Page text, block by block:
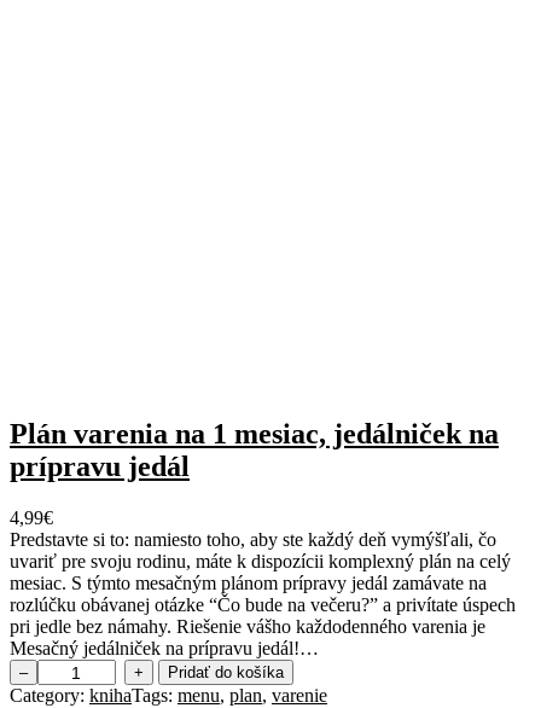
Plán varenia na 1 mesiac, jedálniček na
prípravu jedál
4,99€
Predstavte si to: namiesto toho, aby ste každý deň vymýšľali, čo
uvariť pre svoju rodinu, máte k dispozícii komplexný plán na celý
mesiac. S týmto mesačným plánom prípravy jedál zamávate na
rozlúčku obávanej otázke “Čo bude na večeru?” a privítate úspech
pri jedle bez námahy. Riešenie vášho každodenného varenia je
Mesačný jedálniček na prípravu jedál!…
–
m
n
+ Pridať do košíka
Category: knihaTags: menu, plan, varenie